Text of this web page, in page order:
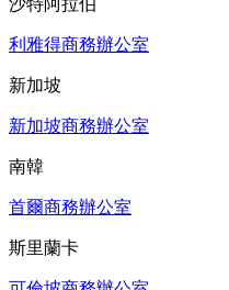
利雅得商務辦公室
新加坡
新加坡商務辦公室
南韓
首爾商務辦公室
斯里蘭卡